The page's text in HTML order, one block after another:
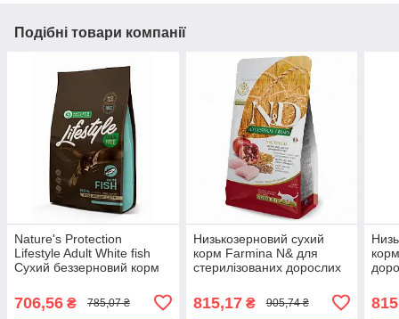
Подібні товари компанії
Nature's Protection
Lifestyle Adult White fish
Сухий беззерновий корм
1,5 кг, Ексклюзив
706,56 ₴ 785,07 ₴
Низькозерновий сухий
корм Farmina N& для
стерилізованих дорослих
1.5 кг, Якість
815,17₴ 905,74 ₴